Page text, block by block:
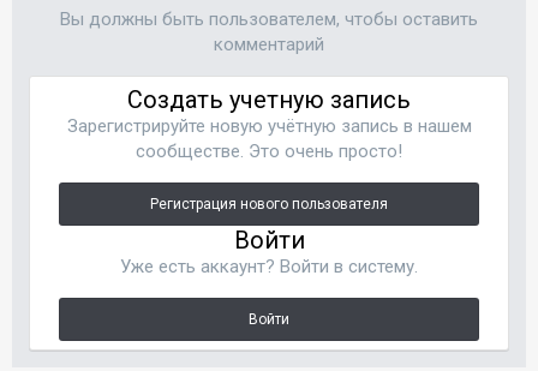
Вы должны быть пользователем, чтобы оставить
комментарий
Создать учетную запись
Зарегистрируйте новую учётную запись в нашем
сообществе. Это очень просто!
Регистрация нового пользователя
Войти
Уже есть аккаунт? Войти в систему.
Войти